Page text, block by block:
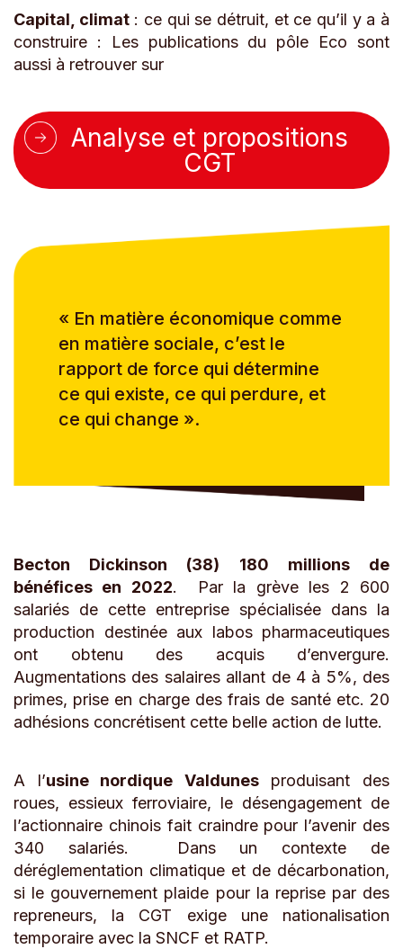
Capital, climat: ce qui se détruit, et ce qu’il y a à
construire : Les publications du pôle Eco sont
aussi à retrouver sur
Analyse et propositions
CGT
« En matière économique comme
en matière sociale, c’est le
rapport de force qui détermine
ce qui existe, ce qui perdure, et
ce qui change ».
Becton Dickinson (38) 180 millions de
bénéfices en 2022. Par la grève les 2 600
salariés de cette entreprise spécialisée dans la
production destinée aux labos pharmaceutiques
ont obtenu des acquis d’envergure.
Augmentations des salaires allant de 4 à 5%, des
primes, prise en charge des frais de santé etc. 20
adhésions concrétisent cette belle action de lutte.
A l’usine nordique Valdunesproduisant des
roues, essieux ferroviaire, le désengagement de
l’actionnaire chinois fait craindre pour l’avenir des
340 salariés. Dans un contexte de
déréglementation climatique et de décarbonation,
si le gouvernement plaide pour la reprise par des
repreneurs, la CGT exige une nationalisation
temporaire avec la SNCF et RATP.